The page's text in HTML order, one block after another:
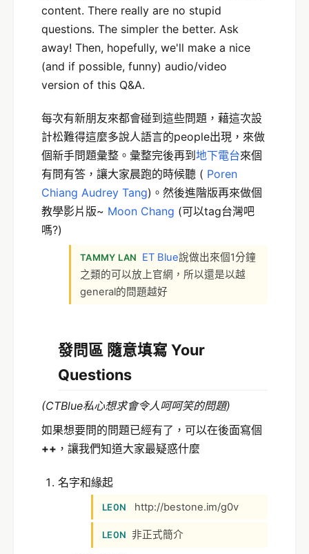
content. There really are no stupid
questions. The simpler the better. Ask
away! Then, hopefully, we'll make a nice
(and if possible, funny) audio/video
version of this Q&A.
每次有新朋友來都會碰到這些問題，藉這次設
計松難得這麼多說人語言的people出現，來做
個新手問題彙整。彙整完後再到地下電台來個
有問有答，讓大家晨跑的時候聽 ( Poren
Chiang Audrey Tang)。然後進階版再來做個
教學影片版~ Moon Chang (可以tag台灣吧
嗎?)
TAMMY LAN ET Blue說做出來個1分鐘
之類的可以放上官網，所以還是以越
general的問題越好
發問區 隨意填寫 Your
Questions
(CTBlue私心想求會令人呵呵笑的問題)
如果想要問的問題已經有了，可以在後面寫個
++ ，讓我們知道大家最疑惑什麼
名字和緣起
LE0N http://bestone.im/g0v
LE0N 非正式簡介